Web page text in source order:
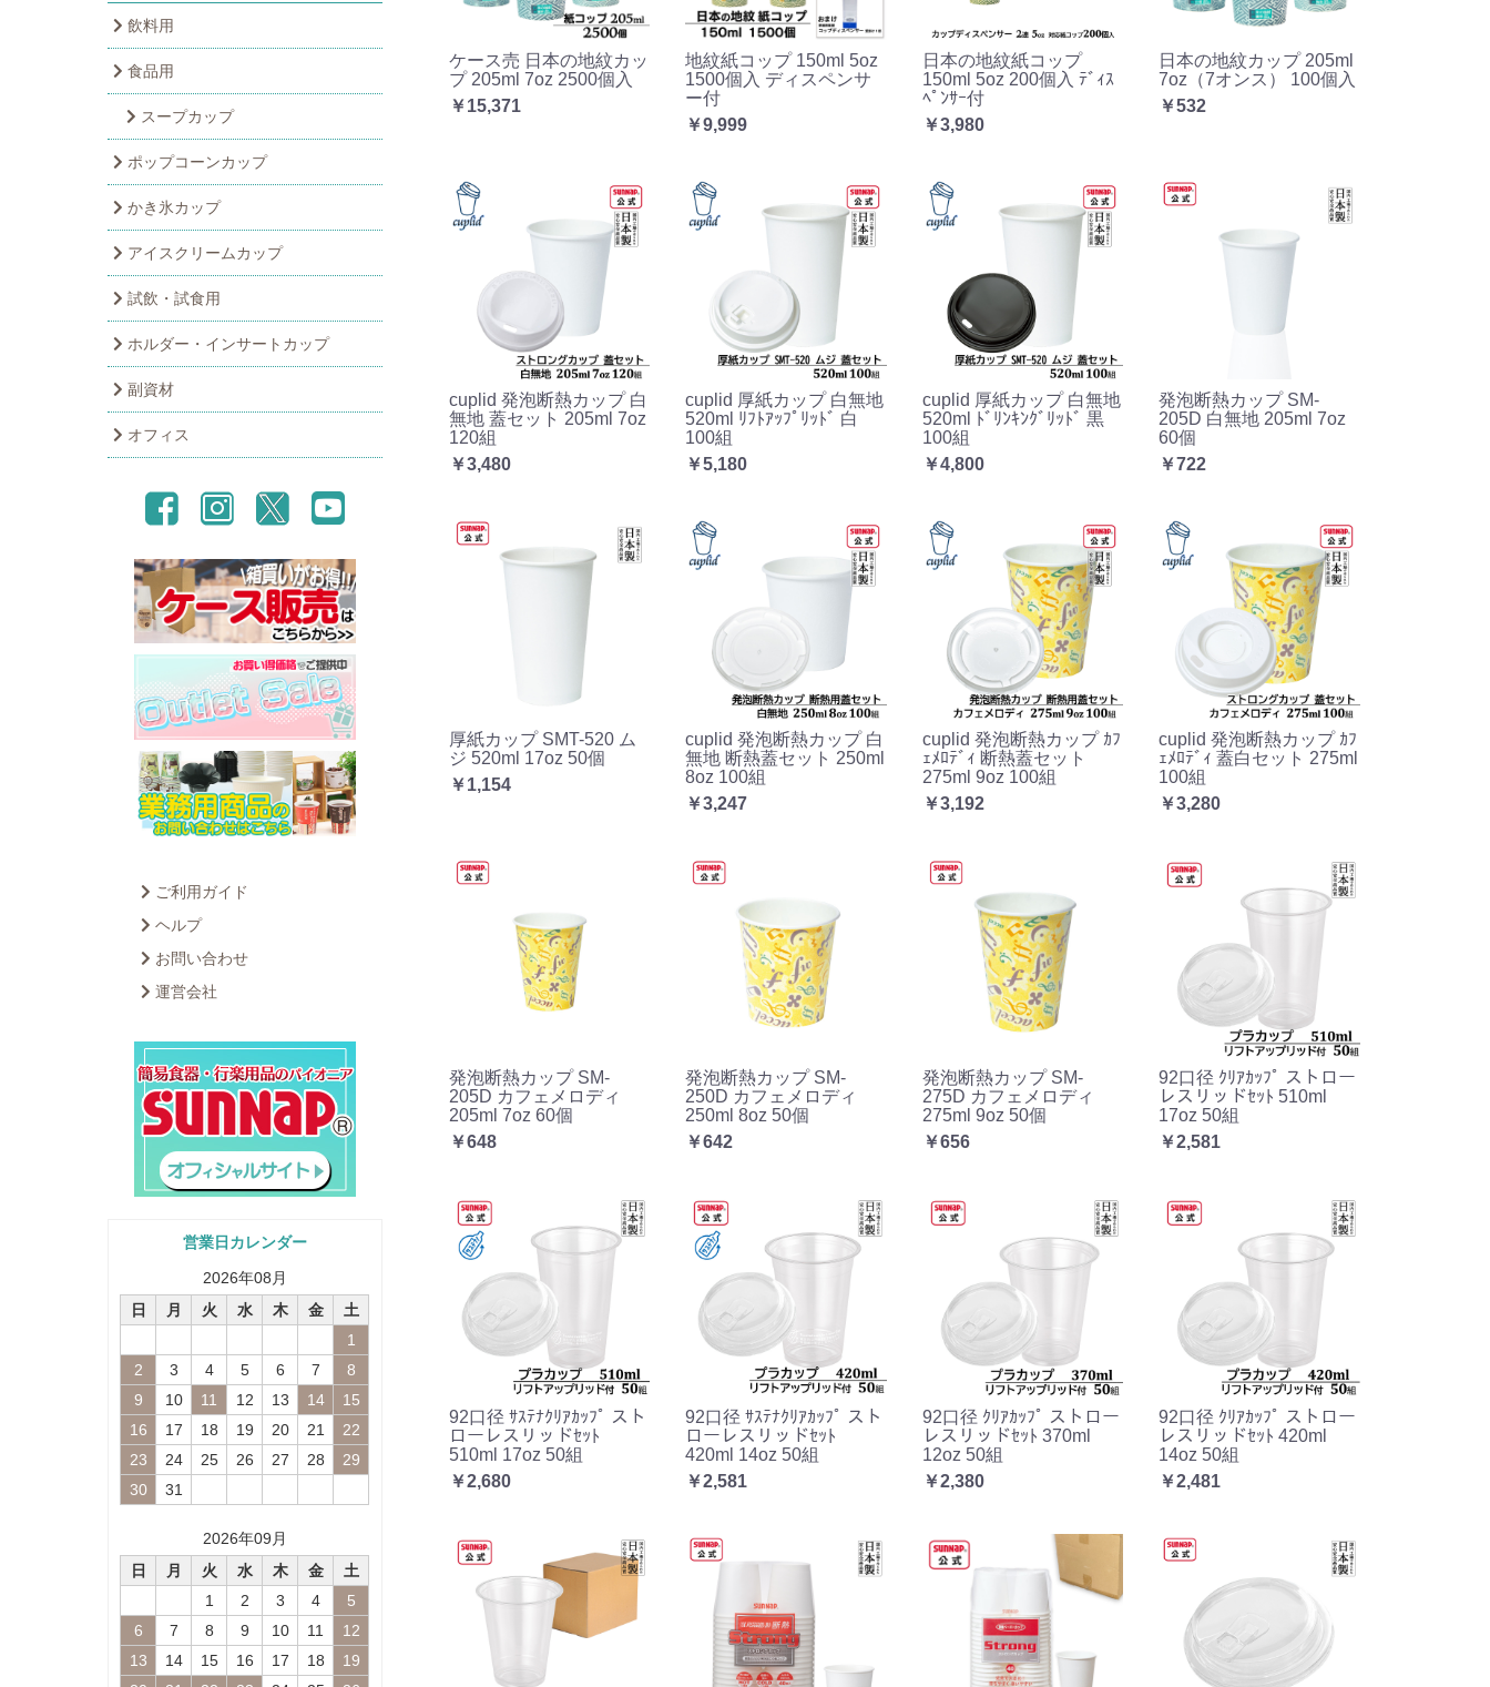
飲料用
食品用
スープカップ
ポップコーンカップ
かき氷カップ
アイスクリームカップ
試飲・試食用
ホルダー・インサートカップ
副資材
オフィス
ご利用ガイド
ヘルプ
お問い合わせ
運営会社
営業日カレンダー
2026年08 月
日
月 火 水 木 金
土
1
2
3 4 5 6 7
8
9
10 11 12 13 14
15
16
17 18 19 20 21
22
23
24 25 26 27 28
29
30
31
2026年09 月
日
月 火 水 木 金
土
1
2 3 4
5
6
7 8 9 10 11
12
13
14 15 16 17 18
19
ケース売 日本の地紋カッ
プ 205ml 7oz 2500個入
￥15,371
地紋紙コップ 150ml 5oz
1500個入 ディスペンサ
ー付
￥9,999
日本の地紋紙コップ
150ml 5oz 200個入 ﾃﾞｨｽ
ﾍﾟﾝｻｰ付
￥3,980
日本の地紋カップ 205ml
7oz（7オンス） 100個入
￥532
cuplid 発泡断熱カップ 白
無地 蓋セット 205ml 7oz
120組
￥3,480
cuplid 厚紙カップ 白無地
520ml ﾘﾌﾄｱｯﾌﾟﾘｯﾄﾞ 白
100組
￥5,180
cuplid 厚紙カップ 白無地
520ml ﾄﾞﾘﾝｷﾝｸﾞﾘｯﾄﾞ 黒
100組
￥4,800
発泡断熱カップ SM-
205D 白無地 205ml 7oz
60個
￥722
厚紙カップ SMT-520 ム
ジ 520ml 17oz 50個
￥1,154
cuplid 発泡断熱カップ 白
無地 断熱蓋セット 250ml
8oz 100組
￥3,247
cuplid 発泡断熱カップ ｶﾌ
ｪﾒﾛﾃﾞｨ 断熱蓋セット
275ml 9oz 100組
￥3,192
cuplid 発泡断熱カップ ｶﾌ
ｪﾒﾛﾃﾞｨ 蓋白セット 275ml
100組
￥3,280
発泡断熱カップ SM-
205D カフェメロディ
205ml 7oz 60個
￥648
発泡断熱カップ SM-
250D カフェメロディ
250ml 8oz 50個
￥642
発泡断熱カップ SM-
275D カフェメロディ
275ml 9oz 50個
￥656
92口径 ｸﾘｱｶｯﾌﾟ ストロー
レスリッドｾｯﾄ 510ml
17oz 50組
￥2,581
92口径 ｻｽﾃﾅｸﾘｱｶｯﾌﾟ スト
ローレスリッドｾｯﾄ
510ml 17oz 50組
￥2,680
92口径 ｻｽﾃﾅｸﾘｱｶｯﾌﾟ スト
ローレスリッドｾｯﾄ
420ml 14oz 50組
￥2,581
92口径 ｸﾘｱｶｯﾌﾟ ストロー
レスリッドｾｯﾄ 370ml
12oz 50組
￥2,380
92口径 ｸﾘｱｶｯﾌﾟ ストロー
レスリッドｾｯﾄ 420ml
14oz 50組
￥2,481